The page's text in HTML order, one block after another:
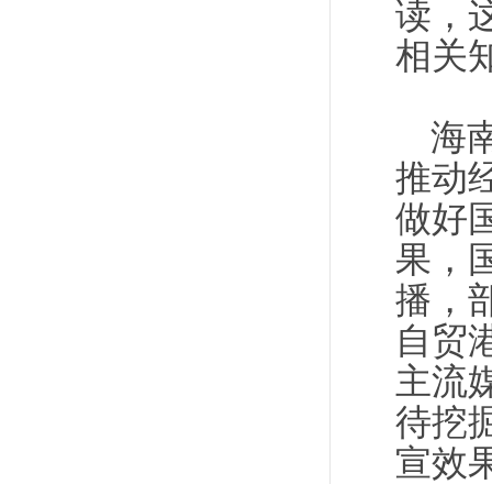
读，
相关
海
推动
做好
果，
播，
自贸
主流
待挖
宣效